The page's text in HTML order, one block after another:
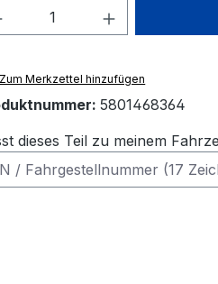
Anzahl: Gib
Zum Merkzettel hinzufügen
5801468364
dieses Teil zu meinem